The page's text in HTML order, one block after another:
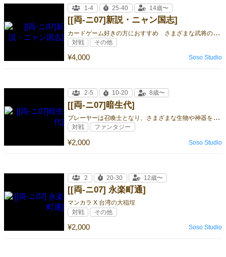
[[両-ニ07]新説・ニャン国志]
カ
ードゲーム好きの方におすすめ さまざまな武将の能力を駆使しよう
¥4,000
1-4 25-40 14歳〜
対戦 その他
Soso Studio
[[両-ニ07]暗生代]
プ
レーヤーは召喚士となり、さまざまな生物や神器を召喚して他の召喚士と対決
¥2,000
2-5 10-20 8歳〜
対戦 ファンタジー
Soso Studio
[[両-ニ07] 永楽町通]
マンカラ X 台湾の大稲埕
¥2,000
2 20-30 12歳〜
対戦 その他
Soso Studio